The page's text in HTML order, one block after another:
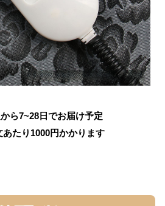
ら7~28日でお届け予定
たり 1000円かかります